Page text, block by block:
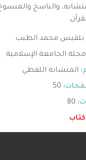
والناسخ
بلقيس محمد الطيب
مجلة الجامعة الإسلامية
المتشابه اللفظي
50